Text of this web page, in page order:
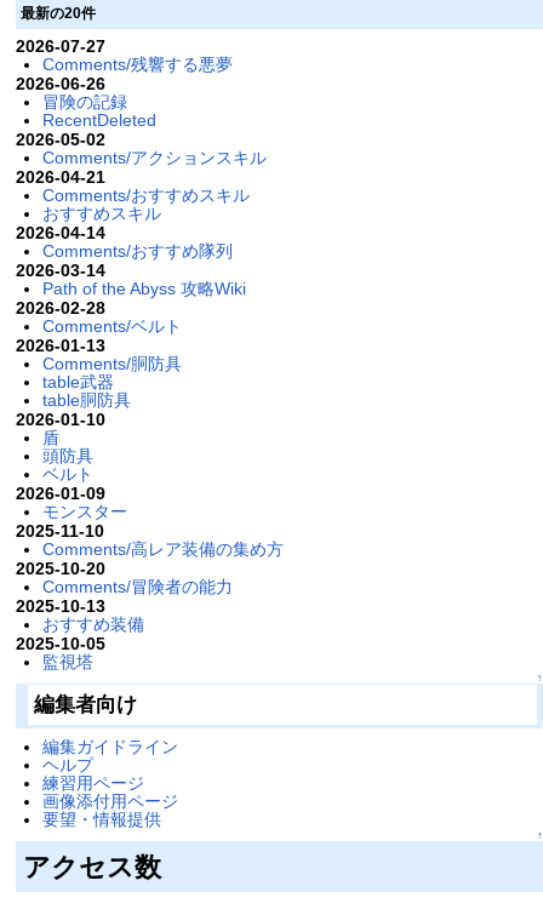
最新の20件
2026-07-27
Comments/残響する悪夢
2026-06-26
冒険の記録
RecentDeleted
2026-05-02
Comments/アクションスキル
2026-04-21
Comments/おすすめスキル
おすすめスキル
2026-04-14
Comments/おすすめ隊列
2026-03-14
Path of the Abyss 攻略Wiki
2026-02-28
Comments/ベルト
2026-01-13
Comments/胴防具
table武器
table胴防具
2026-01-10
盾
頭防具
ベルト
2026-01-09
モンスター
2025-11-10
Comments/高レア装備の集め方
2025-10-20
Comments/冒険者の能力
2025-10-13
おすすめ装備
2025-10-05
監視塔
↑
編集者向け
編集ガイドライン
ヘルプ
練習用ページ
画像添付用ページ
要望・情報提供
↑
アクセス数